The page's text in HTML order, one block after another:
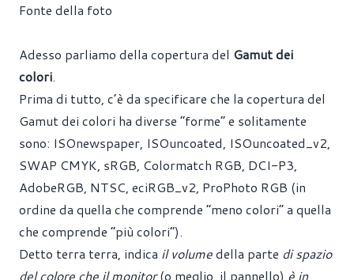
Fonte della foto
Adesso parliamo della copertura del Gamut dei
colori.
Prima di tutto, c’è da specificare che la copertura del
Gamut dei colori ha diverse “forme” e solitamente
sono: ISOnewspaper, ISOuncoated, ISOuncoated_v2,
SWAP CMYK, sRGB, Colormatch RGB, DCI-P3,
AdobeRGB, NTSC, eciRGB_v2, ProPhoto RGB (in
ordine da quella che comprende “meno colori” a quella
che comprende “più colori”).
Detto terra terra, indica il volumedella parte di spazio
del colore che il monitor(o meglio, il pannello) è in